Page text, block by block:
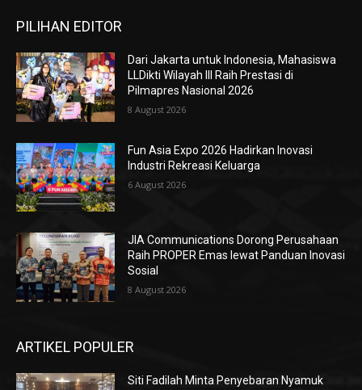
PILIHAN EDITOR
Dari Jakarta untuk Indonesia, Mahasiswa
LLDikti Wilayah III Raih Prestasi di
Pilmapres Nasional 2026
8 August 2026
Fun Asia Expo 2026 Hadirkan Inovasi
Industri Rekreasi Keluarga
6 August 2026
JIA Communications Dorong Perusahaan
Raih PROPER Emas lewat Panduan Inovasi
Sosial
8 August 2026
ARTIKEL POPULER
Siti Fadilah Minta Penyebaran Nyamuk